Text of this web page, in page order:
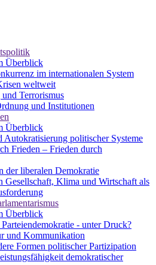
Überblick
im internationalen System
weltweit
Terrorismus
und Institutionen
Überblick
Autokratisierung politischer Systeme
Frieden – Frieden durch
der liberalen Demokratie
Gesellschaft, Klima und Wirtschaft als
Überblick
- unter Druck?
und Kommunikation
Formen politischer Partizipation
demokratischer